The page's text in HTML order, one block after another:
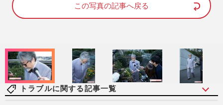
:
この写真の記事へ戻る
トラブルに関する記事一覧